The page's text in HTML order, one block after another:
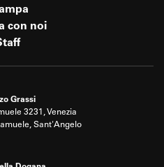
con noi
Grassi
3231, Venezia
Sant'Angelo